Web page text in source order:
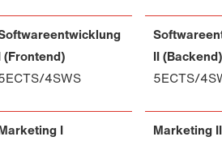
(Frontend)
4SWS
II (Backend)
5ECTS/
I
Marketing